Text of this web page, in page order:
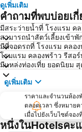
ดูเพิ่มเติม
คำถามที่พบบ่อยเ
มีสระว่ายน้ำที่ โรงแรม ค
สามารถนำสัตว์เลี้ยงเข้า
มีที่จอดรถที่ โรงแรม คลอ
โรมแรม คลองพร้าว รีสอ
มีแหล่งท่องเที่ย ยอดนิยม
ดูเพิ่มเติม
ราคาและจำนวนห้อง
ตลอดเวลา ซึ่งหมาย
เมื่อไปยังเว็บไซต์จอง
หนึ่งในHotelsคะ